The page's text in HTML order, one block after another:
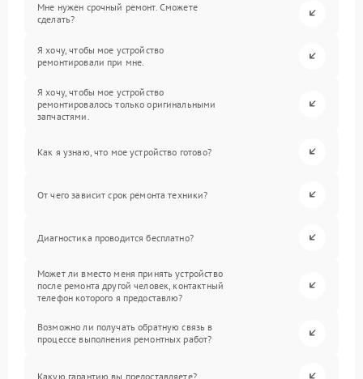
Мне нужен срочный ремонт. Сможете
сделать?
Я хочу, чтобы мое устройство
ремонтировали при мне.
Я хочу, чтобы мое устройство
ремонтировалось только оригинальными
запчастями.
Как я узнаю, что мое устройство готово?
От чего зависит срок ремонта техники?
Диагностика проводится бесплатно?
Может ли вместо меня принять устройство
после ремонта другой человек, контактный
телефон которого я предоставлю?
Возможно ли получать обратную связь в
процессе выполнения ремонтных работ?
Какую гарантию вы предоставляете?